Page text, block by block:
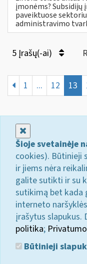
įmonėms?
paveiktuose
administravimo
5 Įrašų(-ai)
1 ... 12 13
Šioje svetainėje
cookies). Būtinieji
ir jiems nėra
galite sutikti ir su
sutikimą bet kada
interneto
įrašytus slapukus.
politika;
Būtinieji